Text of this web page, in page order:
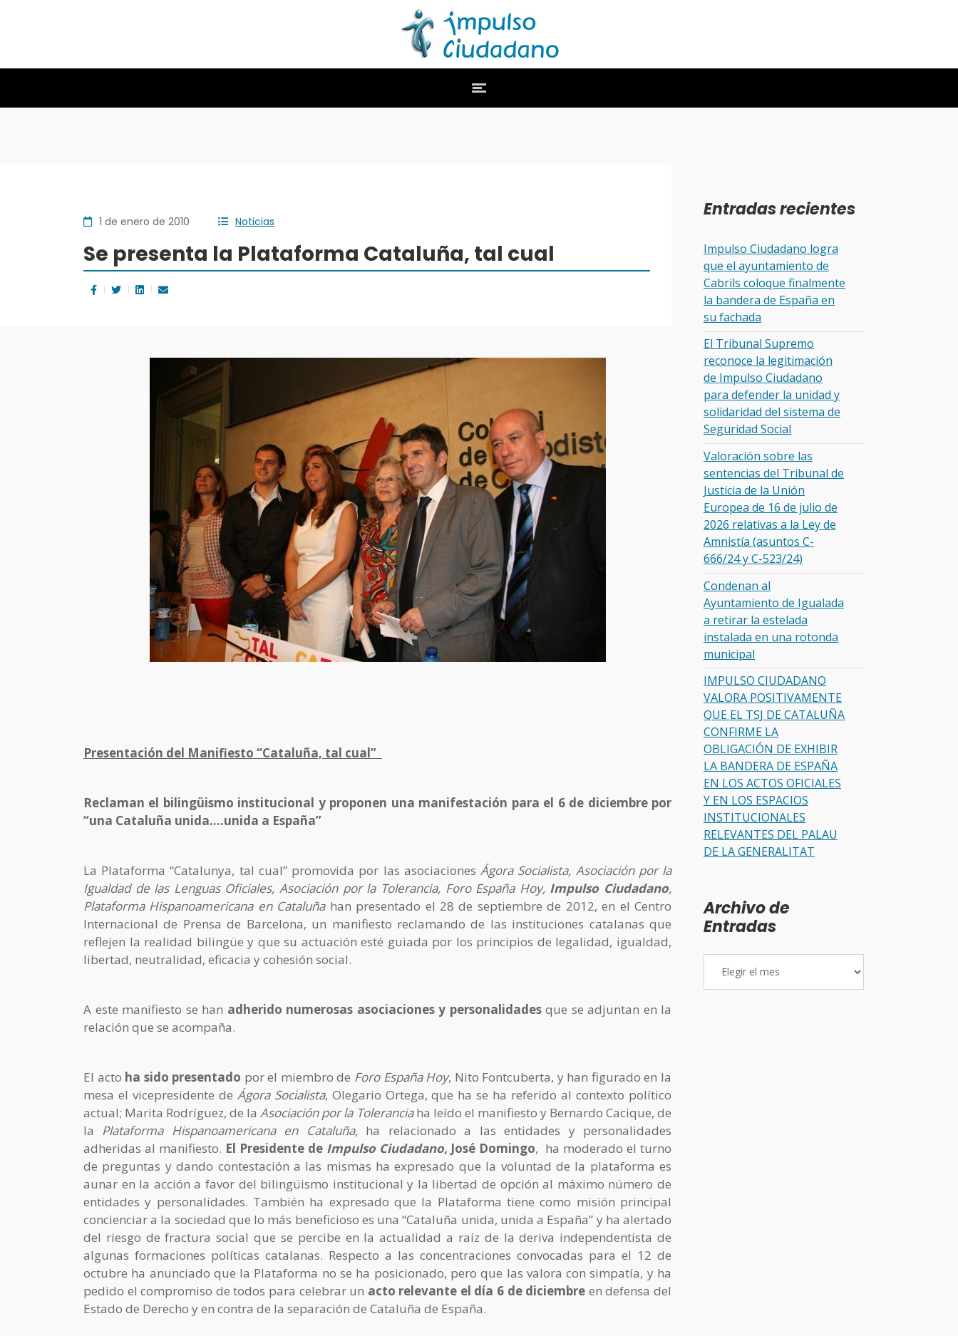
1 de enero de 2010 Noticias
Se presenta la Plataforma Cataluña, tal cual
Presentación del Manifiesto “Cataluña, tal cual”
Reclaman el bilingüismo institucional y proponen una manifestación para el 6 de diciembre por
“una Cataluña unida….unida a España”
La Plataforma “Catalunya, tal cual” promovida por las asociaciones Ágora Socialista, Asociación por la
Igualdad de las Lenguas Oficiales, Asociación por la Tolerancia, Foro España Hoy, Impulso Ciudadano,
Plataforma Hispanoamericana en Cataluña han presentado el 28 de septiembre de 2012, en el Centro
Internacional de Prensa de Barcelona, un manifiesto reclamando de las instituciones catalanas que
reflejen la realidad bilingüe y que su actuación esté guiada por los principios de legalidad, igualdad,
libertad, neutralidad, eficacia y cohesión social.
A este manifiesto se han adherido numerosas asociaciones y personalidadesque se adjuntan en la
relación que se acompaña.
El acto ha sido presentado por el miembro de Foro España Hoy, Nito Fontcuberta, y han figurado en la
mesa el vicepresidente de Ágora Socialista, Olegario Ortega, que ha se ha referido al contexto político
actual; Marita Rodríguez, de la Asociación por la Toleranciaha leído el manifiesto y Bernardo Cacique, de
la Plataforma Hispanoamericana en Cataluña, ha
relacionado a las entidades y personalidades
adheridas al manifiesto. El Presidente de Impulso Ciudadano, José Domingo, ha moderado el turno
de preguntas y dando contestación a las mismas ha expresado que la voluntad de la plataforma es
aunar en la acción a favor del bilingüismo institucional y la libertad de opción al máximo número de
entidades y personalidades. También ha expresado que la Plataforma tiene como misión principal
concienciar a la sociedad que lo más beneficioso es una “Cataluña unida, unida a España” y ha alertado
del riesgo de fractura social que se percibe en la actualidad a raíz de la deriva independentista de
algunas formaciones políticas catalanas. Respecto a las concentraciones convocadas para el 12 de
octubre ha anunciado que la Plataforma no se ha posicionado, pero que las valora con simpatía, y ha
pedido el compromiso de todos para celebrar un acto relevante el día 6 de diciembre en defensa del
Estado de Derecho y en contra de la separación de Cataluña de España.
Entradas recientes
Impulso Ciudadano logra
que el ayuntamiento de
Cabrils coloque finalmente
la bandera de España en
su fachada
El Tribunal Supremo
reconoce la legitimación
de Impulso Ciudadano
para defender la unidad y
solidaridad del sistema de
Seguridad Social
Valoración sobre las
sentencias del Tribunal de
Justicia de la Unión
Europea de 16 de julio de
2026 relativas a la Ley de
Amnistía (asuntos C-
666/24 y C-523/24)
Condenan al
Ayuntamiento de Igualada
a retirar la estelada
instalada en una rotonda
municipal
IMPULSO CIUDADANO
VALORA POSITIVAMENTE
QUE EL TSJ DE CATALUÑA
CONFIRME LA
OBLIGACIÓN DE EXHIBIR
LA BANDERA DE ESPAÑA
EN LOS ACTOS OFICIALES
Y EN LOS ESPACIOS
INSTITUCIONALES
RELEVANTES DEL PALAU
DE LA GENERALITAT
Archivo de
Entradas